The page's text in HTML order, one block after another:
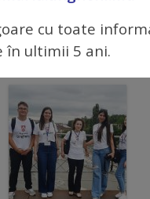
cu toate
în ultimii 5 ani.